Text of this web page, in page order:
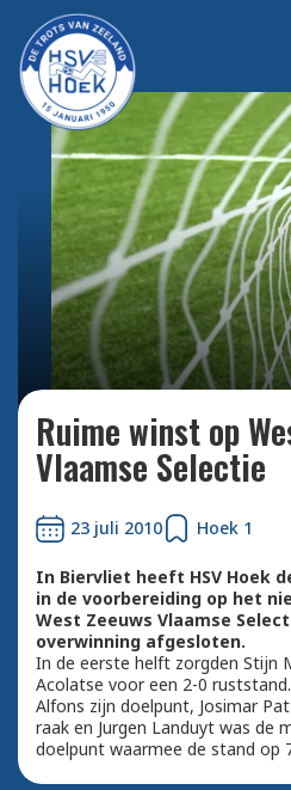
Ruime winst op
Vlaamse Selectie
23 juli 2010 Hoek 1
In Biervliet heeft HSV Hoek
in de voorbereiding op het
West Zeeuws Vlaamse
overwinning afgesloten.
In de eerste helft zorgden Stijn
Acolatse voor een 2-0
Alfons zijn doelpunt, Josimar
raak en Jurgen Landuyt was de
doelpunt waarmee de stand op